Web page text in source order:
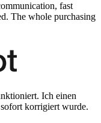
fast
The whole purchasing
Ich einen
korrigiert wurde.